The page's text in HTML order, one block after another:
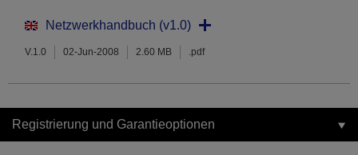
Netzwerkhandbuch (v1.0)
V.1.0 02-Jun-2008 2.60 MB .pdf
Registrierung und Garantieoptionen